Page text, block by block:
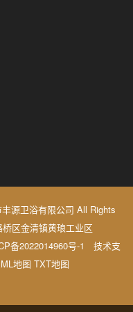
源卫浴有限公司 All Rights
区金清镇黄琅工业区
备2022014960号-1
技术支
地图 TXT地图